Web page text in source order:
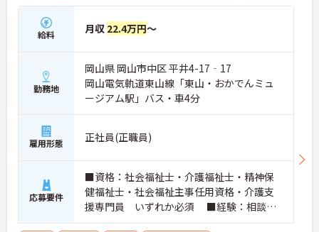
給料 月収 22.4万円～
勤務地
岡山県 岡山市中区 平井4-17‐17
岡山電気軌道東山線「東山・おかでんミュ
ージアム駅」バス・車4分
雇用形態 正社員(正職員)
応募要件
■資格：社会福祉士・介護福祉士・精神保
健福祉士・社会福祉主事任用資格・介護支
援専門員 いずれか必須 ■経験：相談員
経験必須（管理者経験やケアプラン作成経